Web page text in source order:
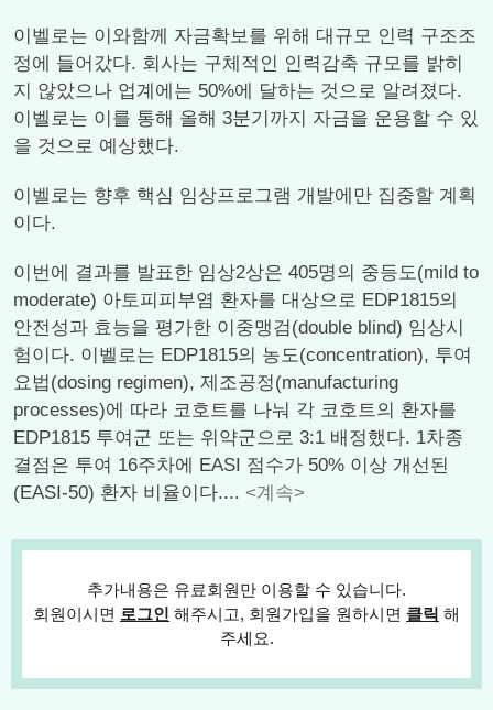
이벨로는 이와함께 자금확보를 위해 대규모 인력 구조조
정에 들어갔다. 회사는 구체적인 인력감축 규모를 밝히
지 않았으나 업계에는 50%에 달하는 것으로 알려졌다.
이벨로는 이를 통해 올해 3분기까지 자금을 운용할 수 있
을 것으로 예상했다.
이벨로는 향후 핵심 임상프로그램 개발에만 집중할 계획
이다.
이번에 결과를 발표한 임상2상은 405명의 중등도(mild to
moderate) 아토피피부염 환자를 대상으로 EDP1815의
안전성과 효능을 평가한 이중맹검(double blind) 임상시
험이다. 이벨로는 EDP1815의 농도(concentration), 투여
요법(dosing regimen), 제조공정(manufacturing
processes)에 따라 코호트를 나눠 각 코호트의 환자를
EDP1815 투여군 또는 위약군으로 3:1 배정했다. 1차종
결점은 투여 16주차에 EASI 점수가 50% 이상 개선된
(EASI-50) 환자 비율이다.... <계속>
추가내용은 유료회원만 이용할 수 있습니다.
회원이시면 로그인 해주시고, 회원가입을 원하시면 클릭 해
주세요.